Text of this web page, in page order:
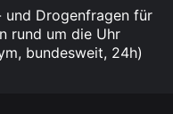
und Drogenfragen für
rund um die Uhr
bundesweit, 24h)